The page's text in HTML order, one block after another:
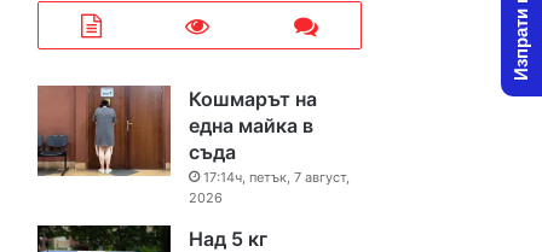
Кошмарът на
една майка в
съда
17:14ч, петък, 7 август,
2026
Над 5 кг